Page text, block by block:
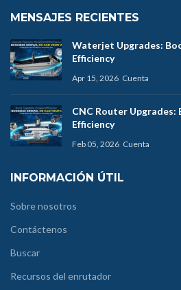
MENSAJES RECIENTES
Waterjet Upgrades:
Efficiency
Apr 15, 2026 Cuenta
CNC Router
Efficiency
Feb 05, 2026 Cuenta
INFORMACIÓN ÚTIL
Sobre nosotros
Contáctenos
Buscar
Recursos del enrutador